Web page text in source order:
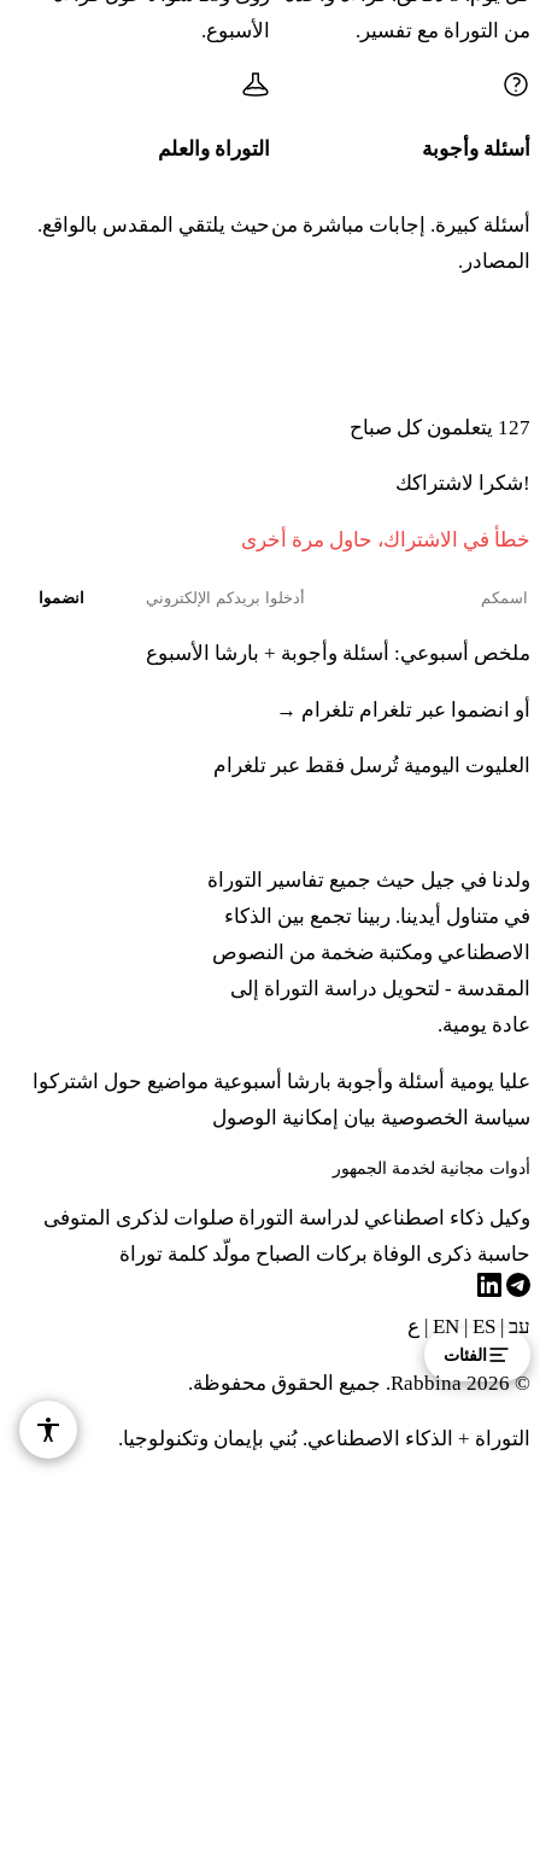
الفئات
אִישׁ בְּאָחִיו לֹא תִרְדֶּה בוֹ בְּפָרֶךְ׃
וְכִי תַשִּׂיג יַד גֵּר וְתוֹשָׁב עִמָּךְ וּמָךְ אָחִיךָ עִמּוֹ
וְנִמְכַּר לְגֵר תּוֹשָׁב עִמָּךְ אוֹ לְעֵקֶר מִשְׁפַּחַת גֵּר׃
מח
אַחֲרֵי נִמְכַּר גְּאֻלָּה תִּהְיֶה לּוֹ אֶחָד מֵאֶחָיו
יִגְאָלֶנּוּ׃
מִמִּשְׁפַּחְתּוֹ יִגְאָלֶנּוּ אוֹ הִשִּׂיגָה יָדוֹ וְנִגְאָל׃
נ
וְחִשַּׁב עִם קֹנֵהוּ מִשְּׁנַת הִמָּכְרוֹ לוֹ עַד שְׁנַת הַיֹּבֵל
וְהָיָה כֶּסֶף מִמְכָּרוֹ בְּמִסְפַּר שָׁנִים כִּימֵי שָׂכִיר יִהְיֶה
עִמּוֹ׃
לוֹ כְּפִי שָׁנָיו יָשִׁיב אֶת גְּאֻלָּתוֹ׃
נג
כִּשְׂכִיר שָׁנָה בְּשָׁנָה יִהְיֶה עִמּוֹ לֹא יִרְדֶּנּוּ בְּפֶרֶךְ
לְעֵינֶיךָ׃
נד
וְאִם לֹא יִגָּאֵל בְּאֵלֶּה וְיָצָא בִּשְׁנַת הַיּוֹבֵל הוּא
וּבָנָיו עִמּוֹ׃
נה
כִּי לִי בְנֵי יִשְׂרָאֵל עֲבָדִים עֲבָדַי הֵם אֲשֶׁר
הוֹצֵאתִי אוֹתָם מֵאֶרֶץ מִצְרָיִם אֲנִי יְדוָד אֱלֹהֵיכֶם׃
כו א
לֹא תַעֲשׂוּ לָכֶם אֱלִילִם וּפֶסֶל וּמַצֵּבָה לֹא
תָקִימוּ לָכֶם וְאֶבֶן מַשְׂכִּית לֹא תִתְּנוּ בְּאַרְצְכֶם
לְהִשְׁתַּחֲוֹת עָלֶיהָ כִּי אֲנִי יְדוָד אֱלֹהֵיכֶם׃
من التوراة مع تفسير.
الأسبوع.
أسئلة وأجوبة
أسئلة كبيرة. إجابات مباشرة من
المصادر.
التوراة والعلم
حيث يلتقي المقدس بالواقع.
127 يتعلمون كل صباح
!شكرا لاشتراكك
خطأ في الاشتراك، حاول مرة أخرى
انضموا
ملخص أسبوعي: أسئلة وأجوبة + بارشا الأسبوع
أو انضموا عبر تلغرام تلغرام →
العليوت اليومية تُرسل فقط عبر تلغرام
ولدنا في جيل حيث جميع تفاسير التوراة
في متناول أيدينا. ربينا تجمع بين الذكاء
الاصطناعي ومكتبة ضخمة من النصوص
المقدسة - لتحويل دراسة التوراة إلى
عادة يومية.
عليا يومية أسئلة وأجوبة بارشا أسبوعية مواضيع حول اشتركوا
سياسة الخصوصية بيان إمكانية الوصول
أدوات مجانية لخدمة الجمهور
وكيل ذكاء اصطناعي لدراسة التوراة صلوات لذكرى المتوفى
حاسبة ذكرى الوفاة بركات الصباح مولّد كلمة توراة
עב |
| ES
| ع
© 2026 Rabbina. جميع الحقوق محفوظة.
التوراة + الذكاء الاصطناعي. بُني بإيمان وتكنولوجيا.